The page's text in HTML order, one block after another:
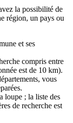
la possibilité de
région, un pays ou
et ses
compris entre
est de 10 km).
vous
loupe ; la liste des
de recherche est